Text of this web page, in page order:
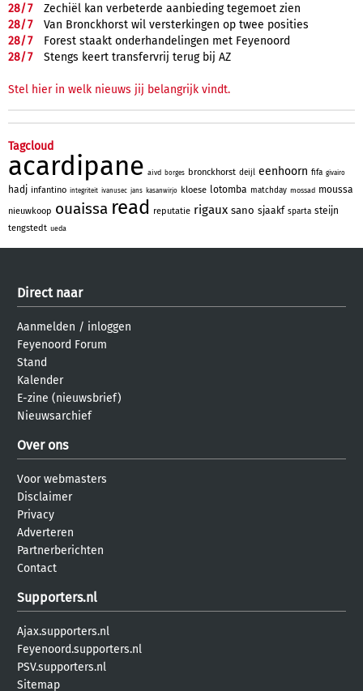
28/7
Zechiël kan verbeterde aanbieding tegemoet zien
28/7
Van Bronckhorst wil versterkingen op twee posities
28/7
Forest staakt onderhandelingen met Feyenoord
28/7 Stengs keert transfervrij terug bij AZ
Stel hier in welk nieuws jij belangrijk vindt.
Tagcloud
acardipane aivd borges bronckhorst deijl eenhoorn fifa givairo
hadj infantino integriteit ivanusec jans kasanwirjo kloese lotomba matchday mossad moussa
nieuwkoop ouaissa read reputatie rigaux sano sjaakf sparta steijn
tengstedt ueda
Direct naar
Aanmelden / inloggen
Feyenoord Forum
Stand
Kalender
E-zine (nieuwsbrief)
Nieuwsarchief
Over ons
Voor webmasters
Disclaimer
Privacy
Adverteren
Partnerberichten
Contact
Supporters.nl
Ajax.supporters.nl
Feyenoord.supporters.nl
PSV.supporters.nl
Sitemap